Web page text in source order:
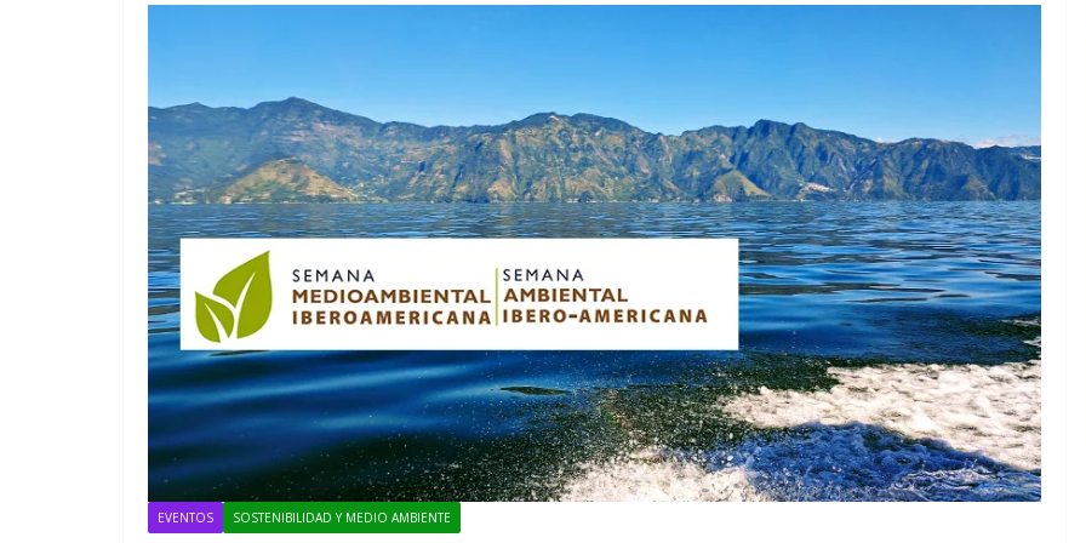
EVENTOS SOSTENIBILIDAD Y MEDIO AMBIENTE
EVENTOS MÚSICA
EMPRESARIAL
Un hogar más allá del
inmueble: las familias